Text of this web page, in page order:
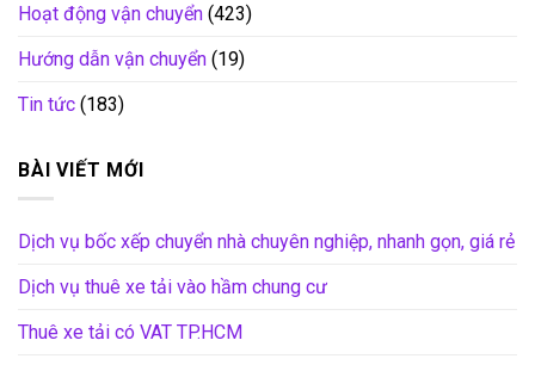
Hoạt động vận chuyển (423)
Hướng dẫn vận chuyển (19)
Tin tức (183)
BÀI VIẾT MỚI
Dịch vụ bốc xếp chuyển nhà chuyên nghiệp, nhanh gọn, giá rẻ
Dịch vụ thuê xe tải vào hầm chung cư
Thuê xe tải có VAT TP.HCM